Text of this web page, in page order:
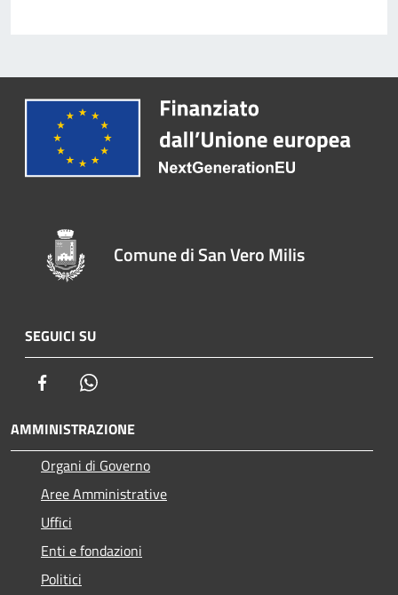
Comune di San Vero Milis
SEGUICI SU
Facebook
AMMINISTRAZIONE
Organi di Governo
Aree Amministrative
Uffici
Enti e fondazioni
Politici